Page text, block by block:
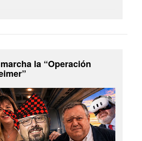
la “Operación